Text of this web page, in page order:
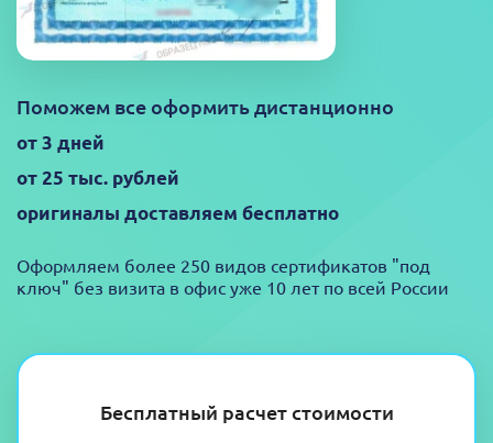
Бесплатный расчет стоимости
Поможем все оформить дистанционно
от 3 дней
от 25 тыс. рублей
оригиналы доставляем бесплатно
Оформляем более 250 видов сертификатов "под
ключ" без визита в офис уже 10 лет по всей России